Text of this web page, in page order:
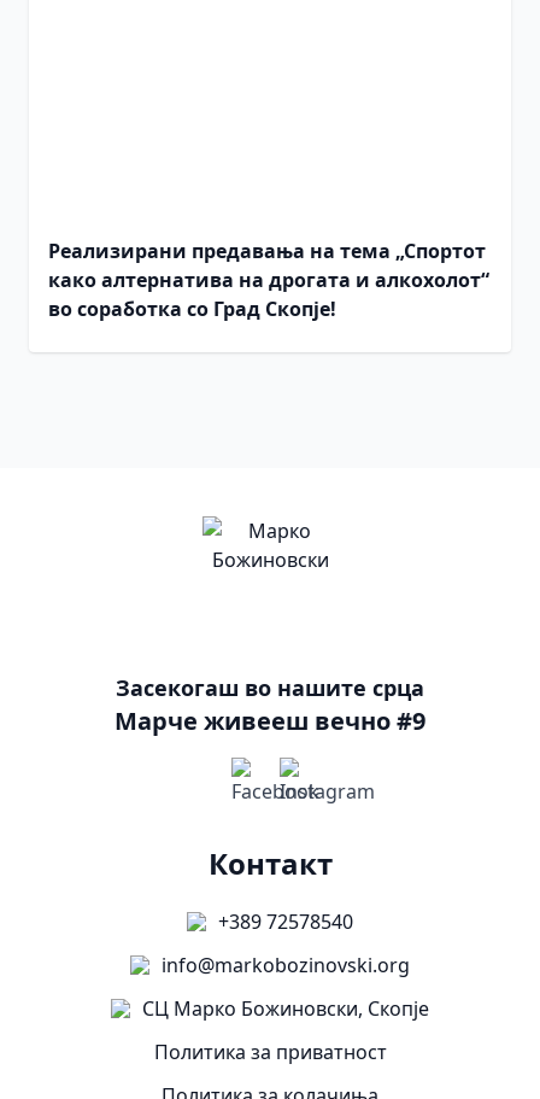
Реализирани предавања на тема „Спортот
како алтернатива на дрогата и алкохолот“
во соработка со Град Скопје!
Засекогаш во нашите срца
Марче живееш вечно #9
Контакт
+389 72578540
info@markobozinovski.org
СЦ Марко Божиновски, Скопје
Политика за приватност